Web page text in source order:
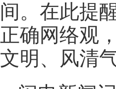
间。在此提
正确网络观
文明、风清